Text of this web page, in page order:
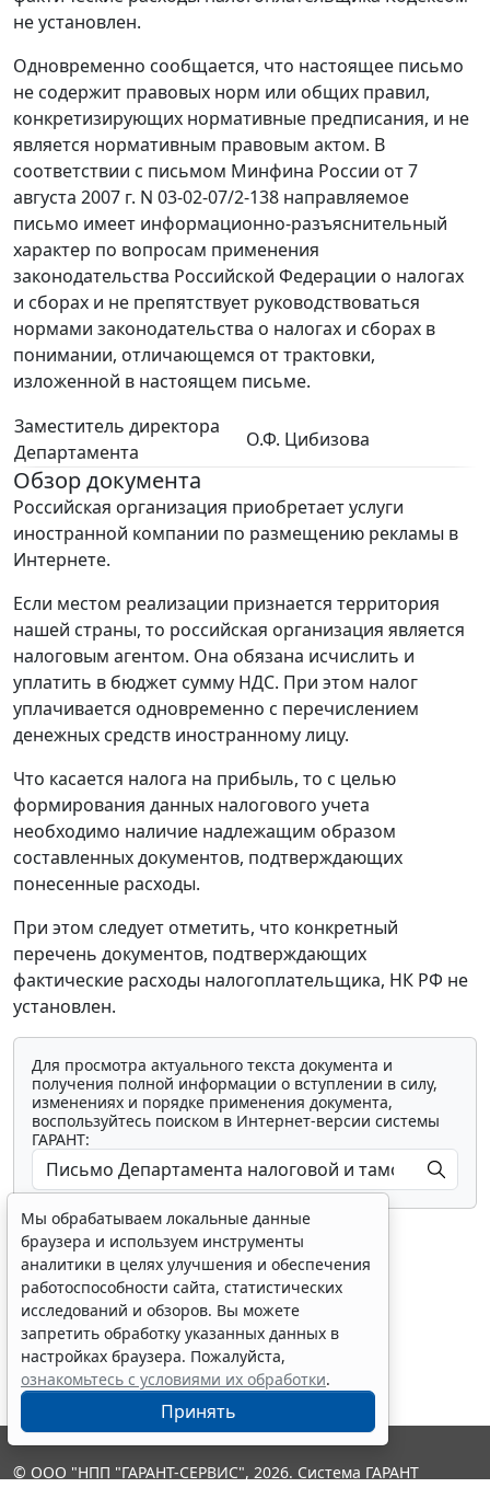
не установлен.
Одновременно сообщается, что настоящее письмо
не содержит правовых норм или общих правил,
конкретизирующих нормативные предписания, и не
является нормативным правовым актом. В
соответствии с письмом Минфина России от 7
августа 2007 г. N 03-02-07/2-138 направляемое
письмо имеет информационно-разъяснительный
характер по вопросам применения
законодательства Российской Федерации о налогах
и сборах и не препятствует руководствоваться
нормами законодательства о налогах и сборах в
понимании, отличающемся от трактовки,
изложенной в настоящем письме.
Заместитель директора
Департамента
О.Ф. Цибизова
Обзор документа
Российская организация приобретает услуги
иностранной компании по размещению рекламы в
Интернете.
Если местом реализации признается территория
нашей страны, то российская организация является
налоговым агентом. Она обязана исчислить и
уплатить в бюджет сумму НДС. При этом налог
уплачивается одновременно с перечислением
денежных средств иностранному лицу.
Что касается налога на прибыль, то с целью
формирования данных налогового учета
необходимо наличие надлежащим образом
составленных документов, подтверждающих
понесенные расходы.
При этом следует отметить, что конкретный
перечень документов, подтверждающих
фактические расходы налогоплательщика, НК РФ не
установлен.
Для просмотра актуального текста документа и
получения полной информации о вступлении в силу,
изменениях и порядке применения документа,
воспользуйтесь поиском в Интернет-версии системы
ГАРАНТ:
Показать все материалы
Мы обрабатываем локальные данные
браузера и используем инструменты
аналитики в целях улучшения и обеспечения
работоспособности сайта, статистических
исследований и обзоров. Вы можете
запретить обработку указанных данных в
настройках браузера. Пожалуйста,
ознакомьтесь с условиями их обработки.
Принять
© ООО "НПП "ГАРАНТ-СЕРВИС", 2026. Система ГАРАНТ